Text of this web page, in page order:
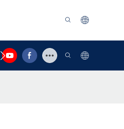
KONTAKTIEREN SIE UNS